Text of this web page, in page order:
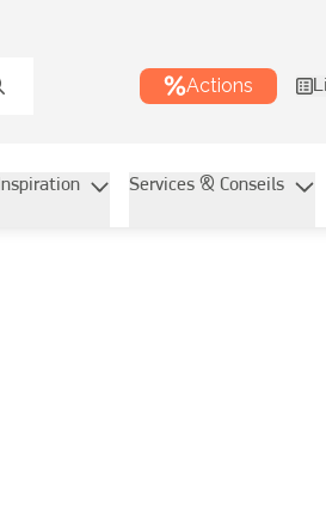
Actions
Inspiration Services & Conseils